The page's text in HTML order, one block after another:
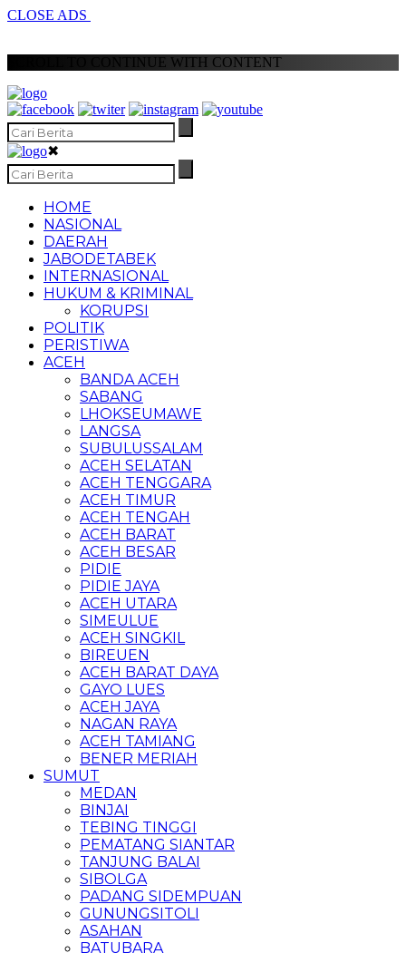
CLOSE ADS
SCROLL TO CONTINUE WITH CONTENT
✖
HOME
NASIONAL
DAERAH
JABODETABEK
INTERNASIONAL
HUKUM & KRIMINAL
KORUPSI
POLITIK
PERISTIWA
ACEH
BANDA ACEH
SABANG
LHOKSEUMAWE
LANGSA
SUBULUSSALAM
ACEH SELATAN
ACEH TENGGARA
ACEH TIMUR
ACEH TENGAH
ACEH BARAT
ACEH BESAR
PIDIE
PIDIE JAYA
ACEH UTARA
SIMEULUE
ACEH SINGKIL
BIREUEN
ACEH BARAT DAYA
GAYO LUES
ACEH JAYA
NAGAN RAYA
ACEH TAMIANG
BENER MERIAH
SUMUT
MEDAN
BINJAI
TEBING TINGGI
PEMATANG SIANTAR
TANJUNG BALAI
SIBOLGA
PADANG SIDEMPUAN
GUNUNGSITOLI
ASAHAN
BATUBARA